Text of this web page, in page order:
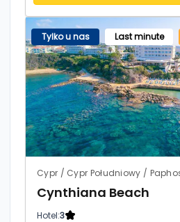
Tylko u nas Last minute
Cypr / Cypr Południowy /
Cynthiana Beach
Hotel:3